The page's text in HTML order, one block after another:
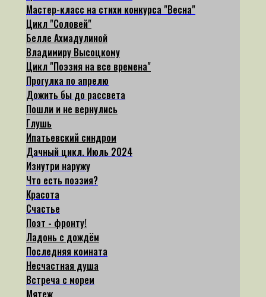
Мастер-класс на стихи конкурса "Весна"
Цикл "Соловей"
Белле Ахмадулиной
Владимиру Высоцкому
Цикл "Поэзия на все времена"
Прогулка по апрелю
Дожить бы до рассвета
Пошли и не вернулись
Глушь
Ипатьевский синдром
Дачный цикл. Июль 2024
Изнутри наружу
Что есть поэзия?
Красота
Счастье
Поэт - фронту!
Ладонь с дождём
Последняя комната
Несчастная душа
Встреча с морем
Мятеж